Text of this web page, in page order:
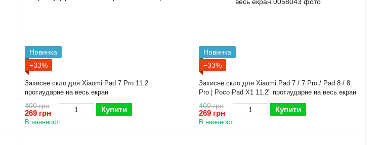
Новинка
−33%
Захисне скло для Xiaomi Pad 7 Pro 11.2
протиударне на весь екран
400 грн
269 грн Купити
В наявності
Новинка
−33%
Захисне скло для Xiaomi Pad 7 / 7 Pro / Pad 8 / 8
Pro | Poco Pad X1 11.2" протиударне на весь екран
400 грн
269 грн Купити
В наявності